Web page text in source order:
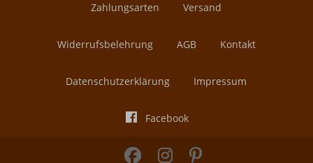
Zahlungsarten Versand
Widerrufsbelehrung AGB Kontakt
Datenschutzerklärung Impressum
Facebook